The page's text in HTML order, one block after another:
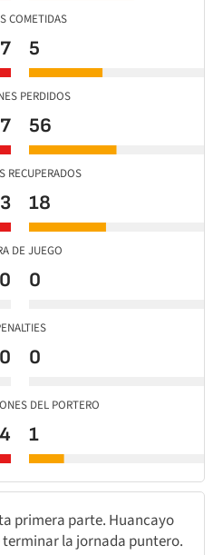
COMETIDAS
7 5
PERDIDOS
56
RECUPERADOS
18
DE JUEGO
0 0
0 0
DEL PORTERO
4 1
primera parte. Huancayo
la jornada puntero.